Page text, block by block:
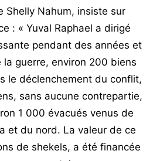
Shelly Nahum, insiste sur
: « Yuval Raphael a dirigé
pendant des années et
guerre, environ 200 biens
le déclenchement du conflit,
sans aucune contrepartie,
1 000 évacués venus de
et du nord. La valeur de ce
de shekels, a été financée